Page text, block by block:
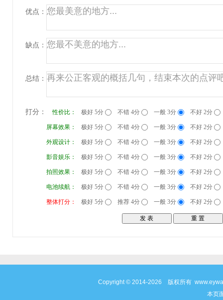
优点：
缺点：
总结：
打分： 性价比： 极好 5分 不错 4分 一般 3分 不好 2分
屏幕效果： 极好 5分 不错 4分 一般 3分 不好 2分
外观设计： 极好 5分 不错 4分 一般 3分 不好 2分
影音娱乐： 极好 5分 不错 4分 一般 3分 不好 2分
拍照效果： 极好 5分 不错 4分 一般 3分 不好 2分
电池续航： 极好 5分 不错 4分 一般 3分 不好 2分
整体打分： 极好 5分 推荐 4分 一般 3分 不好 2分
Copyright © 2014-2026 版权所有
本页